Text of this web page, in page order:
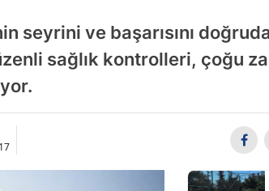
seyrini ve başarısını
sağlık kontrolleri, çoğu